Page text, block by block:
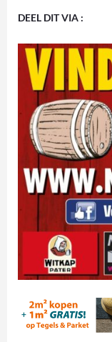
DEEL DIT VIA :